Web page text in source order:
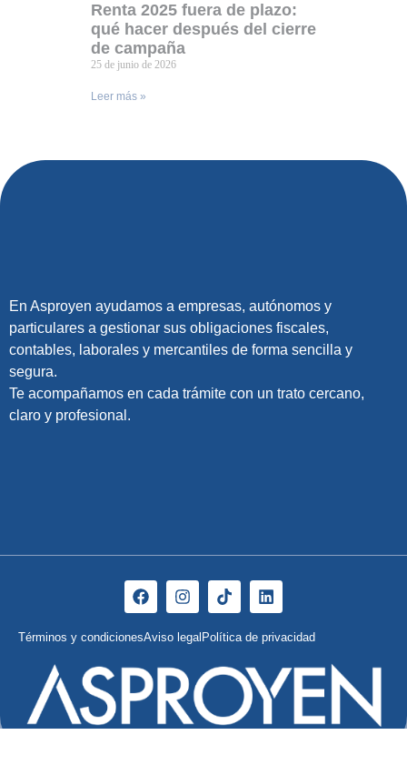
Renta 2025 fuera de plazo:
qué hacer después del cierre
de campaña
25 de junio de 2026
Leer más »
En Asproyen ayudamos a empresas, autónomos y
particulares a gestionar sus obligaciones fiscales,
contables, laborales y mercantiles de forma sencilla y
segura.
Te acompañamos en cada trámite con un trato cercano,
claro y profesional.
Términos y condicionesAviso legalPolítica de privacidad